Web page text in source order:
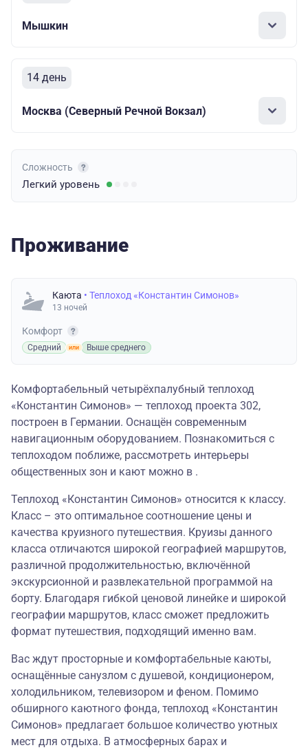
Мышкин
14 день
Москва (Северный Речной Вокзал)
Сложность
Легкий уровень
Проживание
Каюта • Теплоход «Константин Симонов»
13 ночей
Комфорт
Средний Выше среднего
Комфортабельный четырёхпалубный теплоход
«Константин Симонов» — теплоход проекта 302,
построен в Германии. Оснащён современным
навигационным оборудованием. Познакомиться с
теплоходом поближе, рассмотреть интерьеры
общественных зон и кают можно в .
Теплоход «Константин Симонов» относится к классу.
Класс – это оптимальное соотношение цены и
качества круизного путешествия. Круизы данного
класса отличаются широкой географией маршрутов,
различной продолжительностью, включённой
экскурсионной и развлекательной программой на
борту. Благодаря гибкой ценовой линейке и широкой
географии маршрутов, класс сможет предложить
формат путешествия, подходящий именно вам.
Вас ждут просторные и комфортабельные каюты,
оснащённые санузлом с душевой, кондиционером,
холодильником, телевизором и феном. Помимо
обширного каютного фонда, теплоход «Константин
Симонов» предлагает большое количество уютных
мест для отдыха. В атмосферных барах и